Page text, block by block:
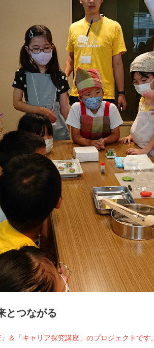
とつながる
＆「キャリア探究講座」のプロジェクトです。